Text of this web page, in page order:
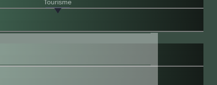
Tourisme